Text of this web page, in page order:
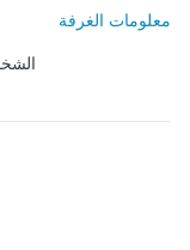
معلومات الغرفة
1~2